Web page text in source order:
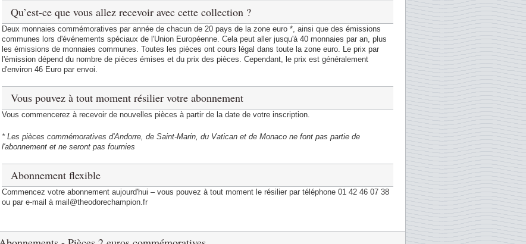
Qu’est-ce que vous allez recevoir avec cette collection ?
Deux monnaies commémoratives par année de chacun de 20 pays de la zone euro *, ainsi que des émissions
communes lors d'événements spéciaux de l'Union Européenne. Cela peut aller jusqu'à 40 monnaies par an, plus
les émissions de monnaies communes. Toutes les pièces ont cours légal dans toute la zone euro. Le prix par
l'émission dépend du nombre de pièces émises et du prix des pièces. Cependant, le prix est généralement
d'environ 46 Euro par envoi.
Vous pouvez à tout moment résilier votre abonnement
Vous commencerez à recevoir de nouvelles pièces à partir de la date de votre inscription.
* Les pièces commémoratives d'Andorre, de Saint-Marin, du Vatican et de Monaco ne font pas partie de
l'abonnement et ne seront pas fournies
Abonnement flexible
Commencez votre abonnement aujourd'hui – vous pouvez à tout moment le résilier par téléphone 01 42 46 07 38
ou par e-mail à mail@theodorechampion.fr